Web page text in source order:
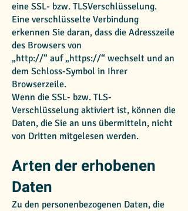
eine SSL- bzw. TLSVerschlüsselung.
Eine verschlüsselte Verbindung
erkennen Sie daran, dass die Adresszeile
des Browsers von
„http://“ auf „https://“ wechselt und an
dem Schloss-Symbol in Ihrer
Browserzeile.
Wenn die SSL- bzw. TLS-
Verschlüsselung aktiviert ist, können die
Daten, die Sie an uns übermitteln, nicht
von Dritten mitgelesen werden.
Arten der erhobenen
Daten
Zu den personenbezogenen Daten, die